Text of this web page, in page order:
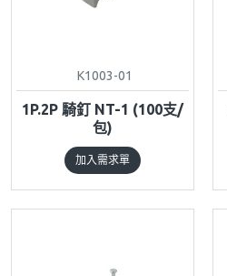
K1003-01
1P.2P 騎釘 NT-1 (100支/
包)
加入需求單